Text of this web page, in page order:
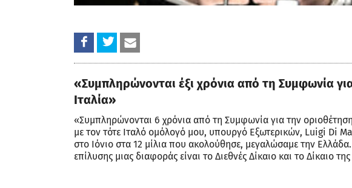
«Συμπληρώνονται έξι χρόνια από τη Συμφωνία
Ιταλία»
«Συμπληρώνονται 6 χρόνια από τη Συμφωνία για την
με τον τότε Ιταλό ομόλογό μου, υπουργό Εξωτερικών, Luigi Di
στο Ιόνιο στα 12 μίλια που ακολούθησε, μεγαλώσαμε την
επίλυσης μιας διαφοράς είναι το Διεθνές Δίκαιο και το Δίκαιο